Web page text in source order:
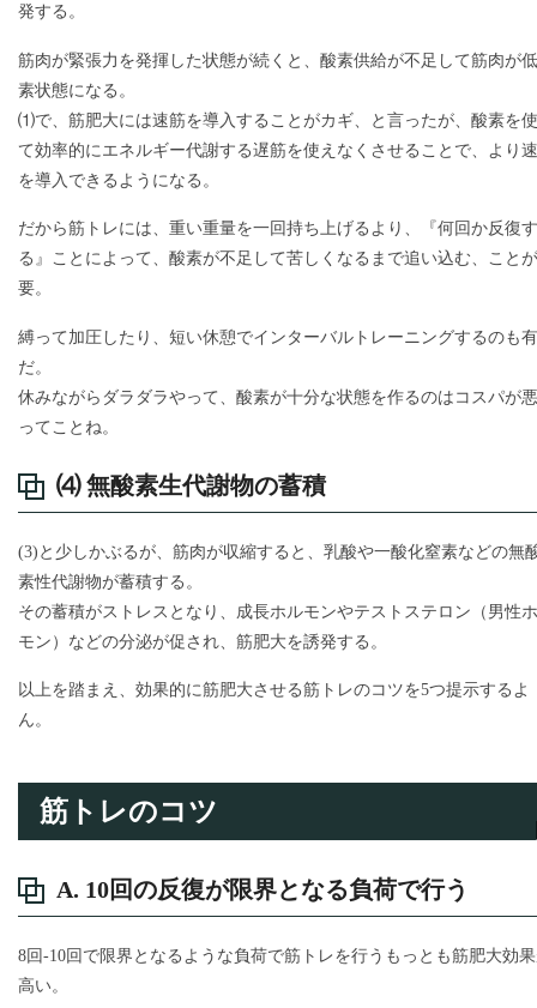
発する。
筋肉が緊張力を発揮した状態が続くと、酸素供給が不足して筋肉が
素状態になる。
⑴で、筋肥大には速筋を導入することがカギ、と言ったが、酸素を
て効率的にエネルギー代謝する遅筋を使えなくさせることで、より
を導入できるようになる。
だから筋トレには、重い重量を一回持ち上げるより、『何回か反復す
る』ことによって、酸素が不足して苦しくなるまで追い込む、こと
要。
縛って加圧したり、短い休憩でインターバルトレーニングするのも
だ。
休みながらダラダラやって、酸素が十分な状態を作るのはコスパが
ってことね。
⑷ 無酸素生代謝物の蓄積
(3)と少しかぶるが、筋肉が収縮すると、乳酸や一酸化窒素などの無
素性代謝物が蓄積する。
その蓄積がストレスとなり、成長ホルモンやテストステロン（男性
モン）などの分泌が促され、筋肥大を誘発する。
以上を踏まえ、効果的に筋肥大させる筋トレのコツを5つ提示するよ
ん。
筋トレのコツ
A. 10回の反復が限界となる負荷で行う
8回-10回で限界となるような負荷で筋トレを行うもっとも筋肥大効
高い。